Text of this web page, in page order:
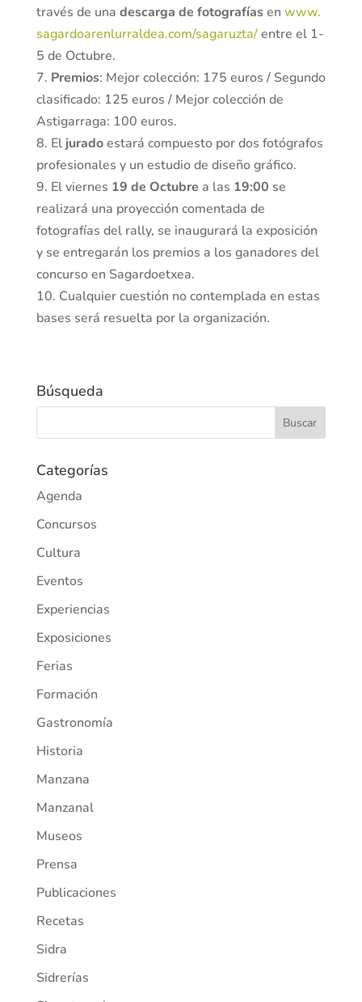
través de una descarga de fotografíasen www.
sagardoarenlurraldea.com/sagaruzta/entre el 1-
5 de Octubre.
7. Premios: Mejor colección: 175 euros / Segundo
clasificado: 125 euros / Mejor colección de
Astigarraga: 100 euros.
8. El juradoestará compuesto por dos fotógrafos
profesionales y un estudio de diseño gráfico.
9. El viernes 19 de Octubre a las 19:00 se
realizará una proyección comentada de
fotografías del rally, se inaugurará la exposición
y se entregarán los premios a los ganadores del
concurso en Sagardoetxea.
10. Cualquier cuestión no contemplada en estas
bases será resuelta por la organización.
Búsqueda
Categorías
Agenda
Concursos
Cultura
Eventos
Experiencias
Exposiciones
Ferias
Formación
Gastronomía
Historia
Manzana
Manzanal
Museos
Prensa
Publicaciones
Recetas
Sidra
Sidrerías